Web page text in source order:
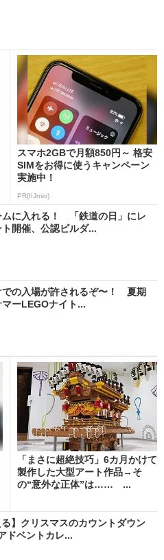
スマホ2GBで月額850円～ 格安
SIMをお得に使うキャンペーン
実施中！
PR(IIJmio)
ムに入れる！ 「鉄道の日」にレ
開催、公認ビルダ...
での入場が許されるぞ〜！ 夏期
ーLEGOナイト...
「まさに超絶技巧」6カ月かけて
製作した大型アート作品→そ
の“意外な正体”は…… ...
る】クリスマスのカウントダウン
ドベントカレ...